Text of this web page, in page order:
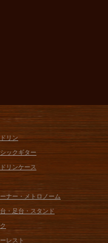
リン
ックギター
リンケース
ナー・メトロノーム
・足台・スタンド
レスト